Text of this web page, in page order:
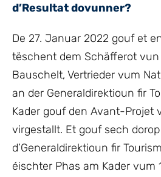
d’Resultat dovunner?
De 27. Januar 2022 gouf et
tëschent dem Schäfferot vun
Bauschelt, Vertrieder vum
an der Generaldirektioun fir
Kader gouf den Avant-Projet
virgestallt. Et gouf sech
d’Generaldirektioun fir
éischter Phas am Kader vum